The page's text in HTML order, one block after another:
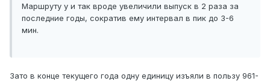
Маршруту у и так вроде увеличили выпуск в 2 раза за
последние годы, сократив ему интервал в пик до 3-6
мин.
Зато в конце текущего года одну единицу изъяли в пользу 961-